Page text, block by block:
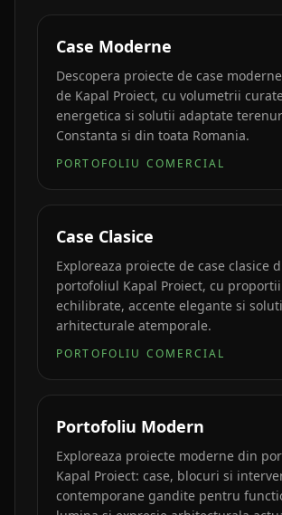
Case Moderne
Descopera proiecte de case
de Kapal Proiect, cu volumetrii
energetica si solutii adaptate
Constanta si din toata Romania.
PORTOFOLIU COMERCIAL
Case Clasice
Exploreaza proiecte de case clasice
portofoliul Kapal Proiect, cu proportii
echilibrate, accente elegante si
arhitecturale atemporale.
PORTOFOLIU COMERCIAL
Portofoliu Modern
Exploreaza proiecte moderne din
Kapal Proiect: case, blocuri si
contemporane gandite pentru